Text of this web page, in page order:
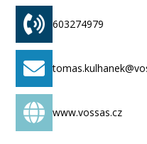
603274979
www.vossas.cz